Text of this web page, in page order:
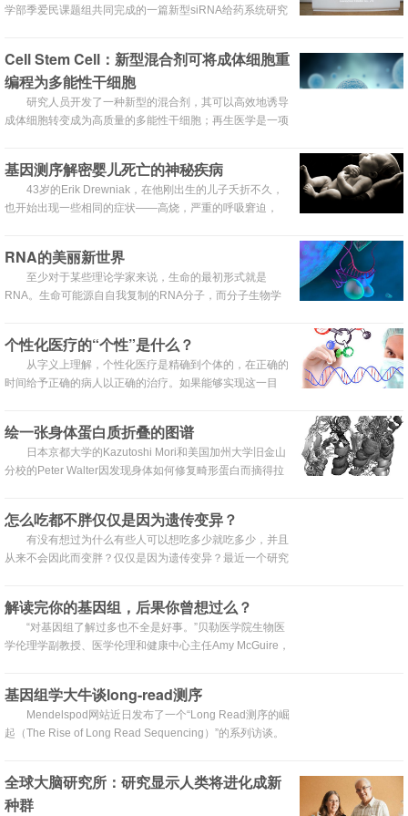
学部季爱民课题组共同完成的一篇新型siRNA给药系统研究
Cell Stem Cell：新型混合剂可将成体细胞重
编程为多能性干细胞
研究人员开发了一种新型的混合剂，其可以高效地诱导
成体细胞转变成为高质量的多能性干细胞；再生医学是一项
基因测序解密婴儿死亡的神秘疾病
43岁的Erik Drewniak，在他刚出生的儿子夭折不久，
也开始出现一些相同的症状——高烧，严重的呼吸窘迫，
RNA的美丽新世界
至少对于某些理论学家来说，生命的最初形式就是
RNA。生命可能源自自我复制的RNA分子，而分子生物学
且也更易于在实验室操作。
个性化医疗的“个性”是什么？
从字义上理解，个性化医疗是精确到个体的，在正确的
时间给予正确的病人以正确的治疗。如果能够实现这一目
绘一张身体蛋白质折叠的图谱
日本京都大学的Kazutoshi Mori和美国加州大学旧金山
分校的Peter Walter因发现身体如何修复畸形蛋白而摘得拉
怎么吃都不胖仅仅是因为遗传变异？
有没有想过为什么有些人可以想吃多少就吃多少，并且
从来不会因此而变胖？仅仅是因为遗传变异？最近一个研究
解读完你的基因组，后果你曾想过么？
“对基因组了解过多也不全是好事。”贝勒医学院生物医
学伦理学副教授、医学伦理和健康中心主任Amy McGuire，
基因组学大牛谈long-read测序
Mendelspod网站近日发布了一个“Long Read测序的崛
起（The Rise of Long Read Sequencing）”的系列访谈。
Snyder。
全球大脑研究所：研究显示人类将进化成新
种群